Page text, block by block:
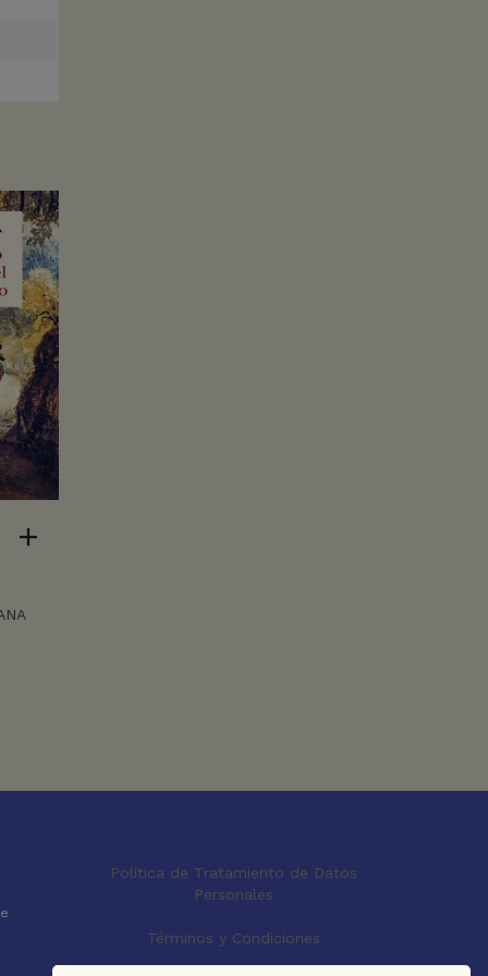
Política de Tratamiento de Datos
Personales
Términos y Condiciones